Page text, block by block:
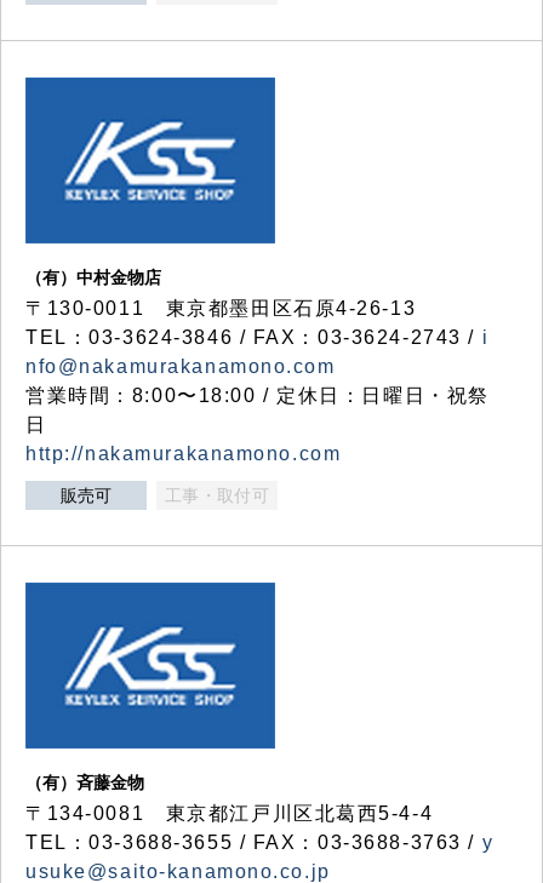
（有）中村金物店
〒130-0011 東京都墨田区石原4-26-13
TEL：03-3624-3846 / FAX：03-3624-2743 / i
nfo@nakamurakanamono.com
営業時間：8:00〜18:00 / 定休日：日曜日・祝祭
日
http://nakamurakanamono.com
販売可 工事・取付可
（有）斉藤金物
〒134-0081 東京都江戸川区北葛西5-4-4
TEL：03-3688-3655 / FAX：03-3688-3763 / y
usuke@saito-kanamono.co.jp